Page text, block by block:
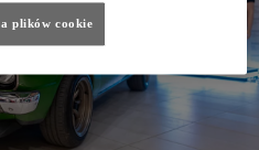
plików cookie